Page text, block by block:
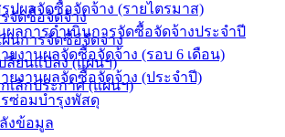
ปผลจัดซื้อจัดจ้าง (รายไตรมาส)
ผลการดำเนินการจัดซื้อจัดจ้างประจำปี
ยงานผลจัดซื้อจัดจ้าง (รอบ 6 เดือน)
ยงานผลจัดซื้อจัดจ้าง (ประจำปี)
ซ่อมบำรุงพัสดุ
งข้อมูล
จัดซื้อจัดจ้าง
นการจัดซื้อจัดจ้าง
ลี่ยนแปลง (แผนฯ)
เลิกประกาศ (แผนฯ)